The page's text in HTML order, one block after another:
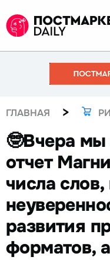
ГЛАВНАЯ >
🤓Вчера мы
отчет
числа
развития
форматов,